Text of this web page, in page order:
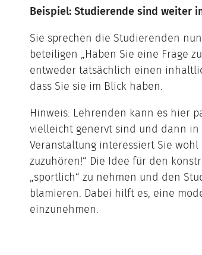
Beispiel: Studierende sind weiter
Sie sprechen die Studierenden
beteiligen „Haben Sie eine Frage
entweder tatsächlich einen
dass Sie sie im Blick haben.
Hinweis: Lehrenden kann es hier
vielleicht genervt sind und dann in
Veranstaltung interessiert Sie
zuzuhören!“ Die Idee für den
„sportlich“ zu nehmen und den
blamieren. Dabei hilft es, eine
einzunehmen.